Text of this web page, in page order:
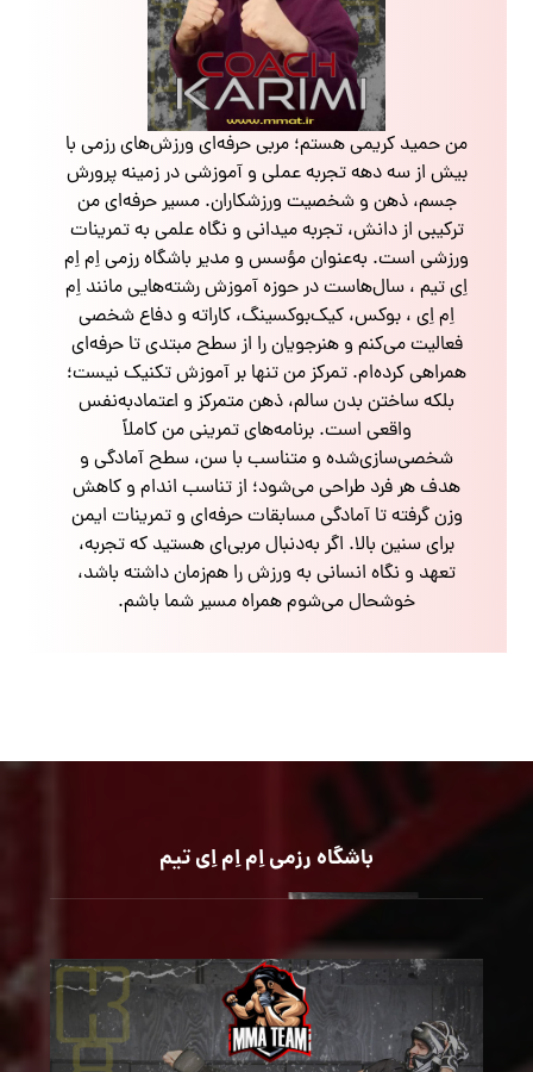
من حمید کریمی هستم؛ مربی حرفه‌ای ورزش‌های رزمی با
بیش از سه دهه تجربه عملی و آموزشی در زمینه پرورش
جسم، ذهن و شخصیت ورزشکاران. مسیر حرفه‌ای من
ترکیبی از دانش، تجربه میدانی و نگاه علمی به تمرینات
ورزشی است. به‌عنوان مؤسس و مدیر باشگاه رزمی اِم اِم
اِی تیم ، سال‌هاست در حوزه آموزش رشته‌هایی مانند اِم
اِم اِی ، بوکس، کیک‌بوکسینگ، کاراته و دفاع شخصی
فعالیت می‌کنم و هنرجویان را از سطح مبتدی تا حرفه‌ای
همراهی کرده‌ام. تمرکز من تنها بر آموزش تکنیک نیست؛
بلکه ساختن بدن سالم، ذهن متمرکز و اعتمادبه‌نفس
واقعی است. برنامه‌های تمرینی من کاملاً
شخصی‌سازی‌شده و متناسب با سن، سطح آمادگی و
هدف هر فرد طراحی می‌شود؛ از تناسب اندام و کاهش
وزن گرفته تا آمادگی مسابقات حرفه‌ای و تمرینات ایمن
برای سنین بالا. اگر به‌دنبال مربی‌ای هستید که تجربه،
تعهد و نگاه انسانی به ورزش را هم‌زمان داشته باشد،
خوشحال می‌شوم همراه مسیر شما باشم.
باشگاه رزمی اِم اِم اِی تیم